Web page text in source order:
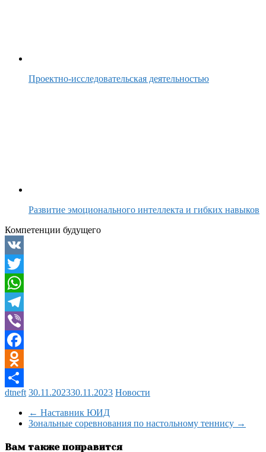
Проектно-исследовательская деятельностью
Развитие эмоционального интеллекта и гибких навыков
Компетенции будущего
VK
Twitter
WhatsApp
Telegram
Viber
Facebook
Odnoklassniki
Отправить
dtneft 30.11.202330.11.2023 Новости
← Наставник ЮИД
Зональные соревнования по настольному теннису →
Вам также понравится